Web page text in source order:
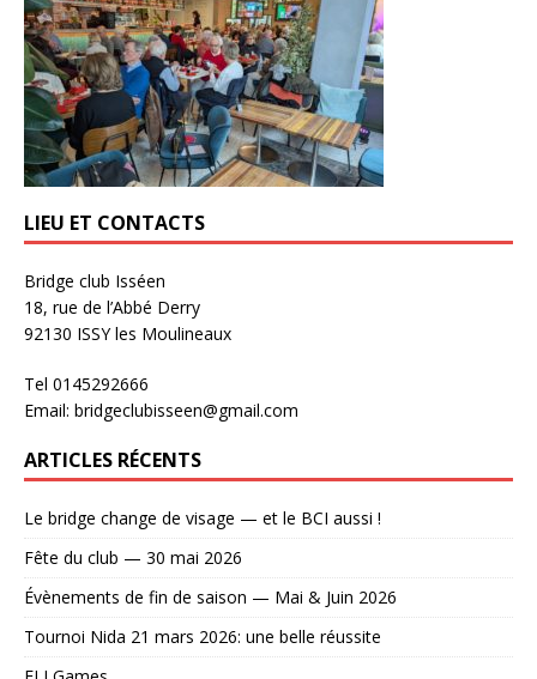
LIEU ET CONTACTS
Bridge club Isséen
18, rue de l’Abbé Derry
92130 ISSY les Moulineaux
Tel 0145292666
Email: bridgeclubisseen@gmail.com
ARTICLES RÉCENTS
Le bridge change de visage — et le BCI aussi !
Fête du club — 30 mai 2026
Évènements de fin de saison — Mai & Juin 2026
Tournoi Nida 21 mars 2026: une belle réussite